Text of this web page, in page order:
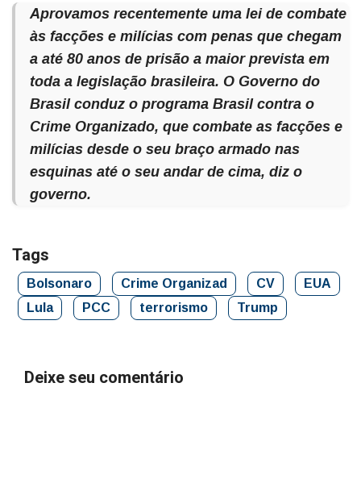
Aprovamos recentemente uma lei de combate
às facções e milícias com penas que chegam
a até 80 anos de prisão a maior prevista em
toda a legislação brasileira. O Governo do
Brasil conduz o programa Brasil contra o
Crime Organizado, que combate as facções e
milícias desde o seu braço armado nas
esquinas até o seu andar de cima, diz o
governo.
Tags
Bolsonaro Crime Organizad CV
EUA
Lula
PCC terrorismo Trump
Deixe seu comentário